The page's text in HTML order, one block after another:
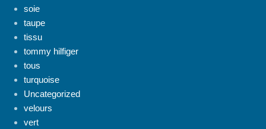
soie
taupe
tissu
tommy hilfiger
tous
turquoise
Uncategorized
velours
vert